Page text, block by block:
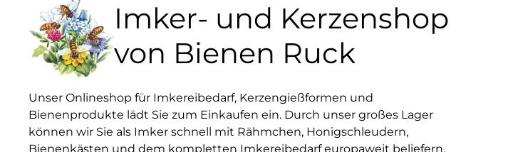
Imker- und Kerzenshop
von Bienen Ruck
Unser Onlineshop für Imkereibedarf, Kerzengießformen und
Bienenprodukte lädt Sie zum Einkaufen ein. Durch unser großes Lager
können wir Sie als Imker schnell mit Rähmchen, Honigschleudern,
Bienenkästen und dem kompletten Imkereibedarf europaweit beliefern.